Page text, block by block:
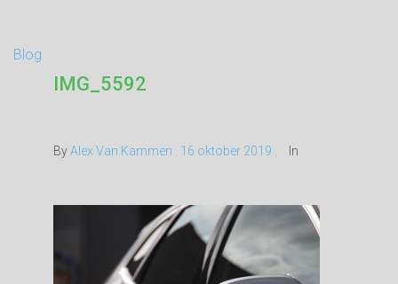
Blog
IMG_5592
ByAlex Van Kammen 16 oktober 2019 In